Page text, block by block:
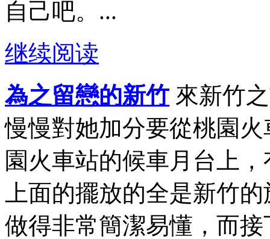
自己吧。...
继续阅读
為之留戀的新竹 來新竹
慢慢對她加分要從桃園
園火車站的候車月台上
上面的擺放的全是新竹
做得非常簡潔易懂，而